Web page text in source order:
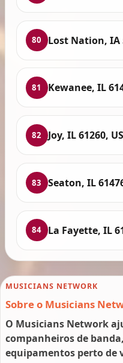
80 Lost Nation, IA
81 Kewanee, IL
82 Joy, IL 61260,
83 Seaton, IL
84 La Fayette, IL
MUSICIANS NETWORK
Sobre o Musicians
O Musicians Network
companheiros de
equipamentos perto de